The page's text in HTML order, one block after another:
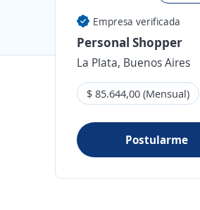
Empresa verificada
Personal Shopper
La Plata, Buenos Aires
$ 85.644,00 (Mensual)
Postularme